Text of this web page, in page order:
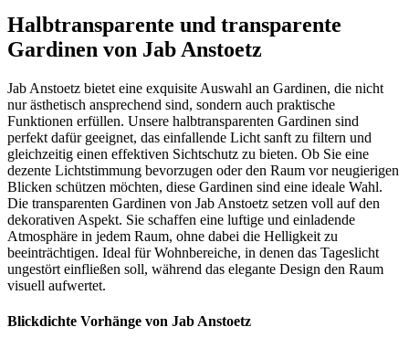
Halbtransparente und transparente
Gardinen von Jab Anstoetz
Jab Anstoetz bietet eine exquisite Auswahl an Gardinen, die nicht
nur ästhetisch ansprechend sind, sondern auch praktische
Funktionen erfüllen. Unsere halbtransparenten Gardinen sind
perfekt dafür geeignet, das einfallende Licht sanft zu filtern und
gleichzeitig einen effektiven Sichtschutz zu bieten. Ob Sie eine
dezente Lichtstimmung bevorzugen oder den Raum vor neugierigen
Blicken schützen möchten, diese Gardinen sind eine ideale Wahl.
Die transparenten Gardinen von Jab Anstoetz setzen voll auf den
dekorativen Aspekt. Sie schaffen eine luftige und einladende
Atmosphäre in jedem Raum, ohne dabei die Helligkeit zu
beeinträchtigen. Ideal für Wohnbereiche, in denen das Tageslicht
ungestört einfließen soll, während das elegante Design den Raum
visuell aufwertet.
Blickdichte Vorhänge von Jab Anstoetz